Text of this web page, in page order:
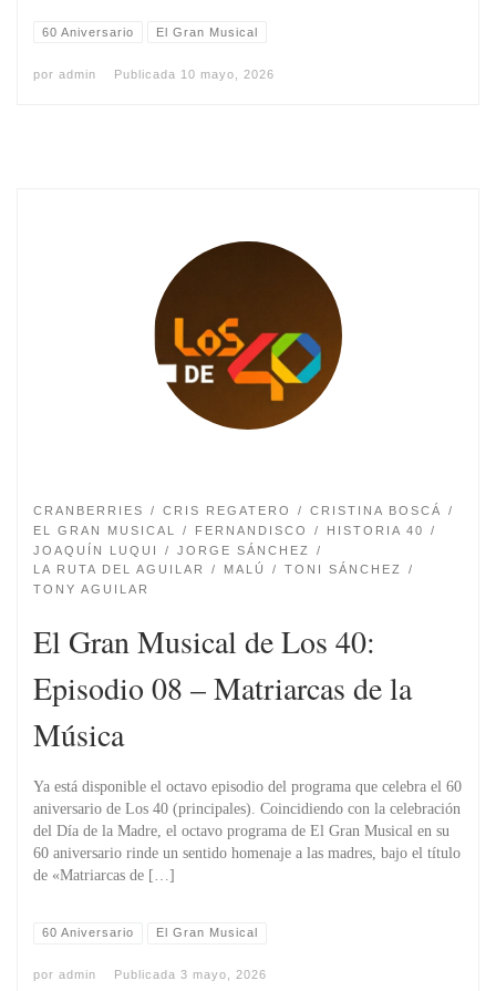
60 Aniversario El Gran Musical
por admin Publicada 10 mayo, 2026
CRANBERRIES CRIS REGATERO
CRISTINA BOSCÁ
EL GRAN MUSICAL
FERNANDISCO
HISTORIA 40
JOAQUÍN LUQUI
JORGE SÁNCHEZ
LA RUTA DEL AGUILAR
MALÚ
TONI SÁNCHEZ
TONY AGUILAR
El Gran Musical de Los 40:
Episodio 08 – Matriarcas de la
Música
Ya está disponible el octavo episodio del programa que celebra el 60
aniversario de Los 40 (principales). Coincidiendo con la celebración
del Día de la Madre, el octavo programa de El Gran Musical en su
60 aniversario rinde un sentido homenaje a las madres, bajo el título
de «Matriarcas de […]
60 Aniversario El Gran Musical
por admin Publicada 3 mayo, 2026